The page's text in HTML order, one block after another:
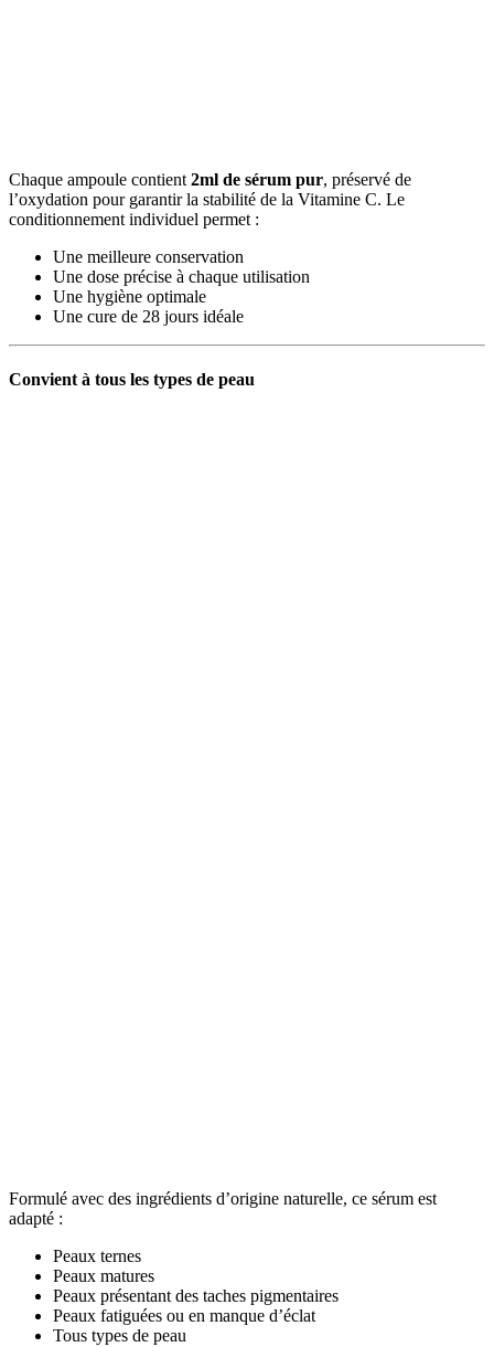
Chaque ampoule contient 2ml de sérum pur, préservé de
l’oxydation pour garantir la stabilité de la Vitamine C. Le
conditionnement individuel permet :
Une meilleure conservation
Une dose précise à chaque utilisation
Une hygiène optimale
Une cure de 28 jours idéale
Convient à tous les types de peau
Formulé avec des ingrédients d’origine naturelle, ce sérum est
adapté :
Peaux ternes
Peaux matures
Peaux présentant des taches pigmentaires
Peaux fatiguées ou en manque d’éclat
Tous types de peau